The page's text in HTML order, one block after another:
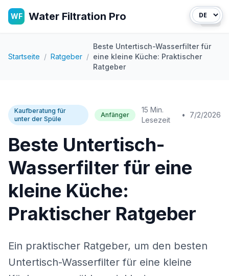
WF Water Filtration Pro
Startseite / Ratgeber /
Beste Untertisch-Wasserfilter für
eine kleine Küche: Praktischer
Ratgeber
Kaufberatung für
unter der Spüle
Anfänger
15 Min.
Lesezeit
• 7/2/2026
Beste Untertisch-
Wasserfilter für eine
kleine Küche:
Praktischer Ratgeber
Ein praktischer Ratgeber, um den besten
Untertisch-Wasserfilter für eine kleine